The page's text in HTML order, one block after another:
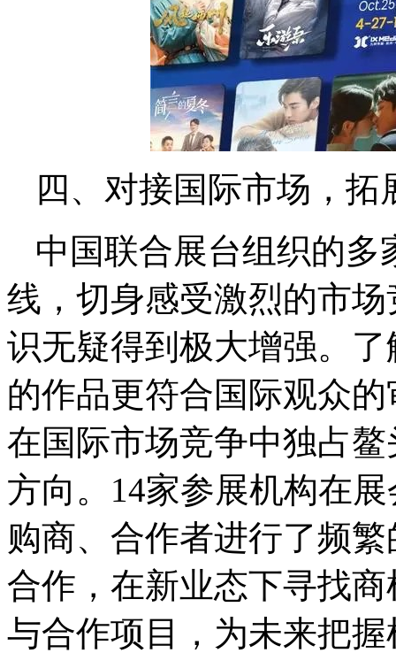
四、对接国际市场，拓
中国联合展台组织的
线，切身感受激烈的市
识无疑得到极大增强。
的作品更符合国际观众
在国际市场竞争中独占
方向。14家参展机构在
购商、合作者进行了频
合作，在新业态下寻找
与合作项目，为未来把